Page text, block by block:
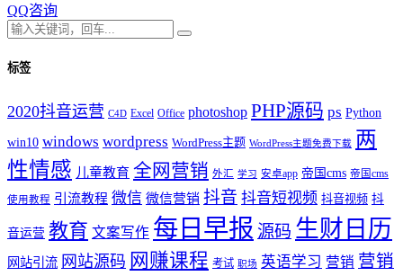
QQ咨询
标签
2020抖音运营 C4D Excel Office photoshop PHP源码 ps Python
win10 windows wordpress WordPress主题 WordPress主题免费下载 两
性情感 儿童教育 全网营销 外汇 学习 安卓app 帝国cms 帝国cms
使用教程 引流教程 微信 微信营销 抖音 抖音短视频 抖音视频 抖
音运营 教育 文案写作 每日早报 源码 生财日历
网站引流 网站源码 网赚课程 考试 职场 英语学习 营销 营销